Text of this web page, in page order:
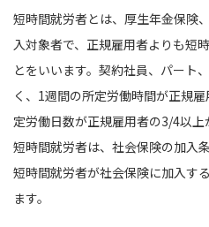
短時間就労者とは、厚生年金保険
入対象者で、正規雇用者よりも短
とをいいます。契約社員、パート
く、1週間の所定労働時間が正規
定労働日数が正規雇用者の3/4以上
短時間就労者は、社会保険の加入
短時間就労者が社会保険に加入す
ます。